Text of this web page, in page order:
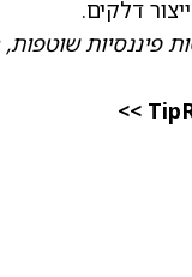
פיננסיות